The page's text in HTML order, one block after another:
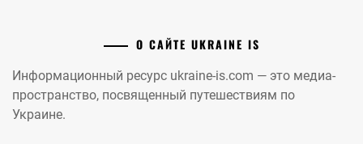
О САЙТЕ UKRAINE IS
Информационный ресурс ukraine-is.com — это медиа-
пространство, посвященный путешествиям по
Украине.